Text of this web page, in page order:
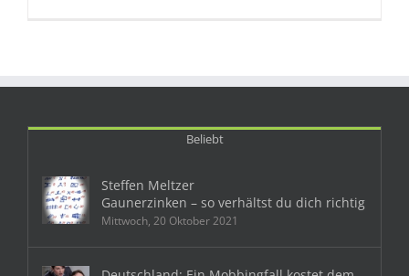
Beliebt
Steffen Meltzer
Gaunerzinken – so verhältst du dich richtig
Mittwoch, 20 Oktober 2021